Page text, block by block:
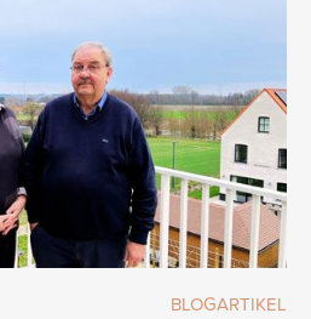
BLOGARTIKEL